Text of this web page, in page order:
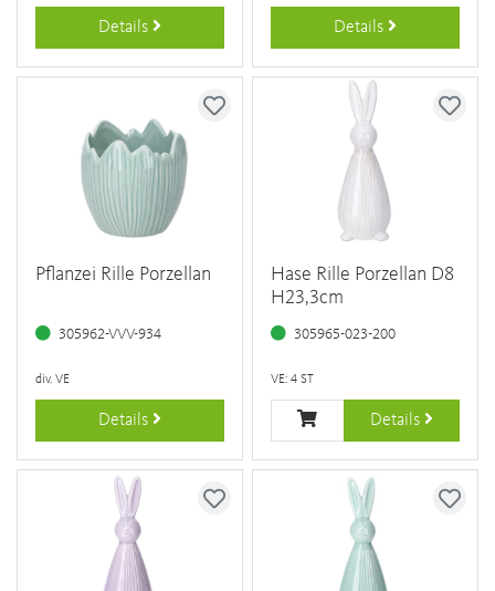
Details Details
Pflanzei Rille Porzellan
305962-VVV-934
div. VE
Details
Hase Rille Porzellan D8
H23,3cm
305965-023-200
VE: 4 ST
Details